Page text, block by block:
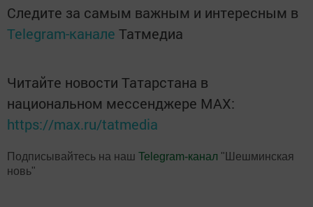
Следите за самым важным и интересным в
Telegram-канале Татмедиа
Читайте новости Татарстана в
национальном мессенджере MАХ:
https://max.ru/tatmedia
Подписывайтесь на наш Telegram-канал "Шешминская
новь"